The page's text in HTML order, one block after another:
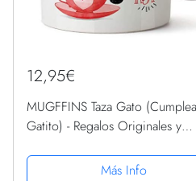
12,95€
MUGFFINS Taza Gato
Gatito) - Regalos Originales y
Mascotas
Más Info